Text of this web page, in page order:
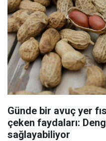
Günde bir avuç yer
çeken faydaları:
sağlayabiliyor